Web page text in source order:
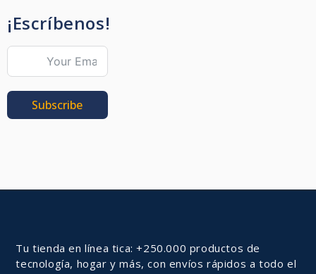
¡Escríbenos!
Subscribe
Tu tienda en línea tica: +250.000 productos de
tecnología, hogar y más, con envíos rápidos a todo el